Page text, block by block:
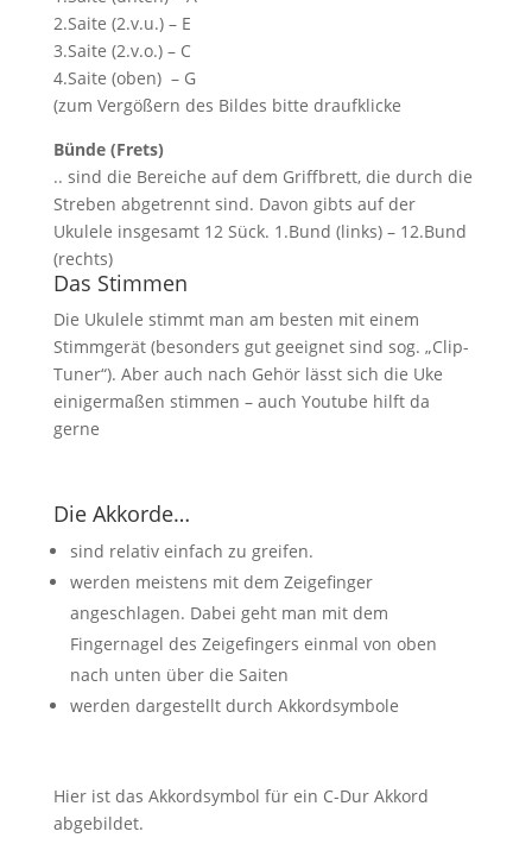
2.Saite (2.v.u.) – E
3.Saite (2.v.o.) – C
4.Saite (oben) – G
(zum Vergößern des Bildes bitte draufklicke
Bünde (Frets)
.. sind die Bereiche auf dem Griffbrett, die durch die
Streben abgetrennt sind. Davon gibts auf der
Ukulele insgesamt 12 Sück. 1.Bund (links) – 12.Bund
(rechts)
Das Stimmen
Die Ukulele stimmt man am besten mit einem
Stimmgerät (besonders gut geeignet sind sog. „Clip-
Tuner“). Aber auch nach Gehör lässt sich die Uke
einigermaßen stimmen – auch Youtube hilft da
gerne
Die Akkorde…
sind relativ einfach zu greifen.
werden meistens mit dem Zeigefinger
angeschlagen. Dabei geht man mit dem
Fingernagel des Zeigefingers einmal von oben
nach unten über die Saiten
werden dargestellt durch Akkordsymbole
Hier ist das Akkordsymbol für ein C-Dur Akkord
abgebildet.